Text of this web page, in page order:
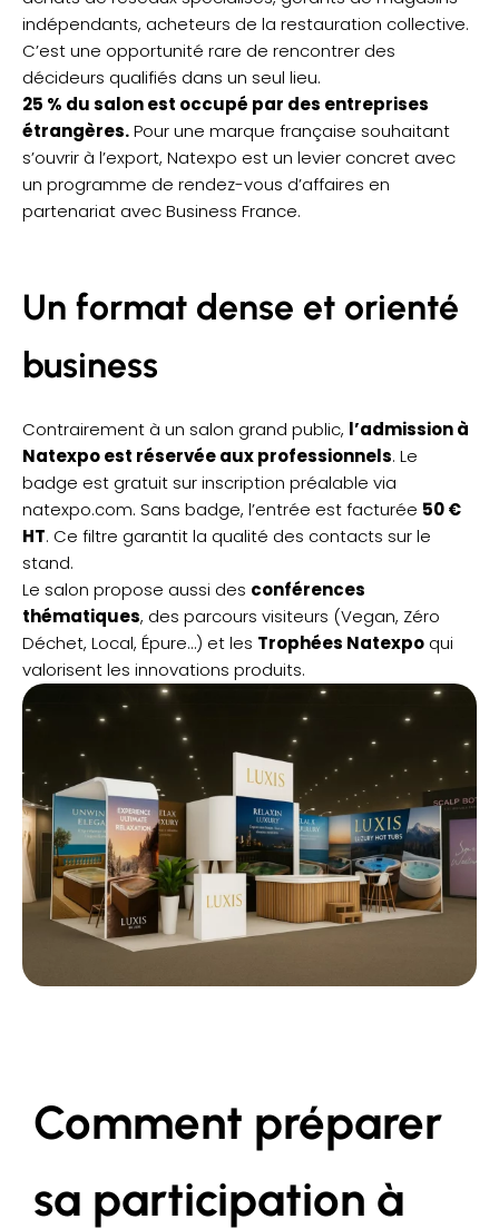
indépendants, acheteurs de la restauration collective.
C’est une opportunité rare de rencontrer des
décideurs qualifiés dans un seul lieu.
25 % du salon est occupé par des entreprises
étrangères.Pour une marque française souhaitant
s’ouvrir à l’export, Natexpo est un levier concret avec
un programme de rendez-vous d’affaires en
partenariat avec Business France.
Un format dense et orienté
business
Contrairement à un salon grand public, l’admission à
Natexpo est réservée aux professionnels. Le
badge est gratuit sur inscription préalable via
natexpo.com. Sans badge, l’entrée est facturée 50 €
HT. Ce filtre garantit la qualité des contacts sur le
stand.
Le salon propose aussi des conférences
thématiques, des parcours visiteurs (Vegan, Zéro
Déchet, Local, Épure…) et les Trophées Natexpo qui
valorisent les innovations produits.
Comment préparer
sa participation à